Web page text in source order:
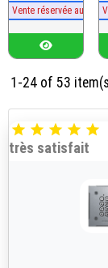
Vente réservée aux
1-24 of 53
    
très satisfait